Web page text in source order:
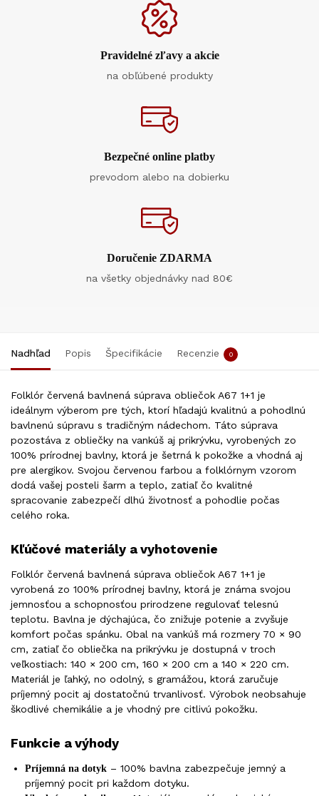
Pravidelné zľavy a akcie
na obľúbené produkty
Bezpečné online platby
prevodom alebo na dobierku
Doručenie ZDARMA
na všetky objednávky nad 80€
Nadhľad Popis Špecifikácie Recenzie 0
Folklór červená bavlnená súprava obliečok A67 1+1 je
ideálnym výberom pre tých, ktorí hľadajú kvalitnú a pohodlnú
bavlnenú súpravu s tradičným nádechom. Táto súprava
pozostáva z obliečky na vankúš aj prikrývku, vyrobených zo
100% prírodnej bavlny, ktorá je šetrná k pokožke a vhodná aj
pre alergikov. Svojou červenou farbou a folklórnym vzorom
dodá vašej posteli šarm a teplo, zatiaľ čo kvalitné
spracovanie zabezpečí dlhú životnosť a pohodlie počas
celého roka.
Kľúčové materiály a vyhotovenie
Folklór červená bavlnená súprava obliečok A67 1+1 je
vyrobená zo 100% prírodnej bavlny, ktorá je známa svojou
jemnosťou a schopnosťou prirodzene regulovať telesnú
teplotu. Bavlna je dýchajúca, čo znižuje potenie a zvyšuje
komfort počas spánku. Obal na vankúš má rozmery 70 × 90
cm, zatiaľ čo obliečka na prikrývku je dostupná v troch
veľkostiach: 140 × 200 cm, 160 × 200 cm a 140 × 220 cm.
Materiál je ľahký, no odolný, s gramážou, ktorá zaručuje
príjemný pocit aj dostatočnú trvanlivosť. Výrobok neobsahuje
škodlivé chemikálie a je vhodný pre citlivú pokožku.
Funkcie a výhody
Príjemná na dotyk – 100% bavlna zabezpečuje jemný a
príjemný pocit pri každom dotyku.